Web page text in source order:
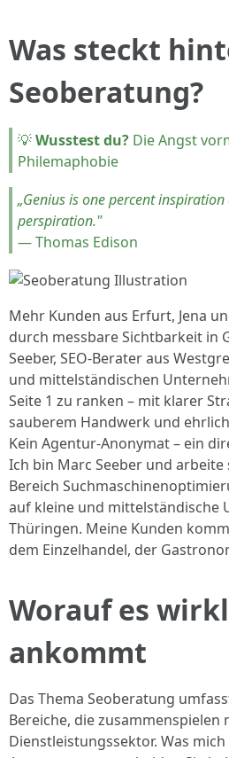
Was steckt
Seoberatung?
💡Wusstest du? Die Angst
Philemaphobie
„Genius is one percent
perspiration."
— Thomas Edison
Mehr Kunden aus Erfurt, Jena
durch messbare Sichtbarkeit in
Seeber, SEO-Berater aus
und mittelständischen
Seite 1 zu ranken – mit klarer
sauberem Handwerk und
Kein Agentur-Anonymat – ein
Ich bin Marc Seeber und arbeite
Bereich
auf kleine und mittelständische
Thüringen. Meine Kunden
dem Einzelhandel, der
Worauf es
ankommt
Das Thema Seoberatung
Bereiche, die zusammenspielen
Dienstleistungssektor. Was